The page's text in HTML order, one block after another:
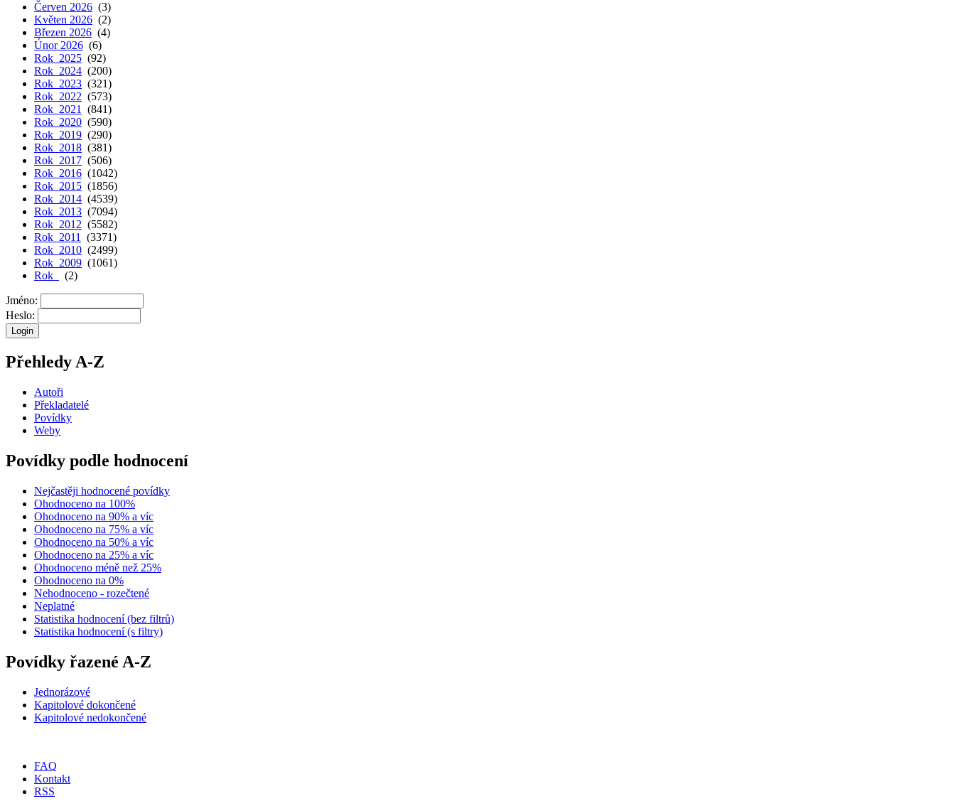
Červen 2026 (3)
Květen 2026 (2)
Březen 2026 (4)
Únor 2026 (6)
Rok 2025 (92)
Rok 2024 (200)
Rok 2023 (321)
Rok 2022 (573)
Rok 2021
(841)
Rok 2020 (590)
Rok 2019 (290)
Rok 2018 (381)
Rok 2017 (506)
Rok 2016 (1042)
Rok 2015 (1856)
Rok 2014 (4539)
Rok 2013 (7094)
Rok 2012 (5582)
Rok 2011
(3371)
Rok 2010 (2499)
Rok 2009 (1061)
Rok
(2)
Jméno:
Heslo:
Přehledy A-Z
Autoři
Překladatelé
Povídky
Weby
Povídky podle hodnocení
Nejčastěji hodnocené povídky
Ohodnoceno na 100%
Ohodnoceno na 90% a víc
Ohodnoceno na 75% a víc
Ohodnoceno na 50% a víc
Ohodnoceno na 25% a víc
Ohodnoceno méně než 25%
Ohodnoceno na 0%
Nehodnoceno - rozečtené
Neplatné
Statistika hodnocení (bez filtrů)
Statistika hodnocení (s filtry)
Povídky řazené A-Z
Jednorázové
Kapitolové dokončené
Kapitolové nedokončené
FAQ
Kontakt
RSS